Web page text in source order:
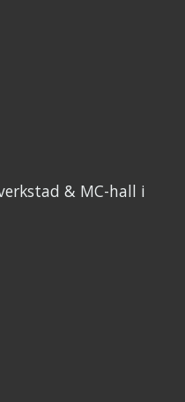
& MC-hall i